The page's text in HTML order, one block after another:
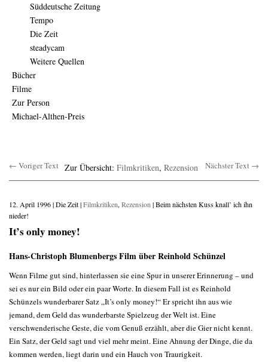
Süddeutsche Zeitung
Tempo
Die Zeit
steadycam
Weitere Quellen
Bücher
Filme
Zur Person
Michael-Althen-Preis
← Voriger Text Zur Übersicht: Filmkritiken, Rezension Nächster Text →
12. April 1996 | Die Zeit |Filmkritiken, Rezension | Beim nächsten Kuss knall’ ich ihn
nieder!
It’s only money!
Hans-Christoph Blumenbergs Film über Reinhold Schünzel
Wenn Filme gut sind, hinterlassen sie eine Spur in unserer Erinnerung – und
sei es nur ein Bild oder ein paar Worte. In diesem Fall ist es Reinhold
Schünzels wunderbarer Satz „It’s only money!“ Er spricht ihn aus wie
jemand, dem Geld das wunderbarste Spielzeug der Welt ist. Eine
verschwenderische Geste, die vom Genuß erzählt, aber die Gier nicht kennt.
Ein Satz, der Geld sagt und viel mehr meint. Eine Ahnung der Dinge, die da
kommen werden, liegt darin und ein Hauch von Traurigkeit.